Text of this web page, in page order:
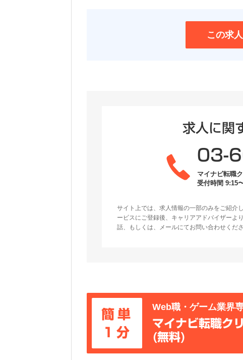
この求
求人に関
03-
マイナビ転職
受付時間 9:15
サイト上では、求人情報の一部のみをご紹介
ービスにご登録後、キャリアアドバイザーよ
話、もしくは、メールにてお問い合わせくださ
簡単
1分
Web職・ゲーム業界
マイナビ転職ク
(無料)